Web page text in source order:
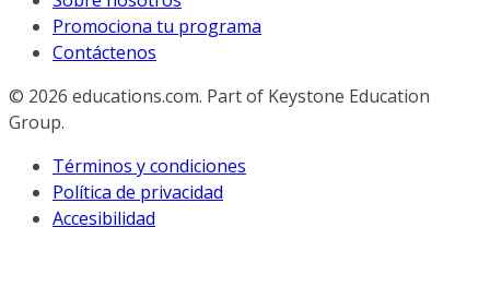
Promociona tu programa
Contáctenos
© 2026 educations.com. Part of Keystone Education
Group.
Términos y condiciones
Política de privacidad
Accesibilidad